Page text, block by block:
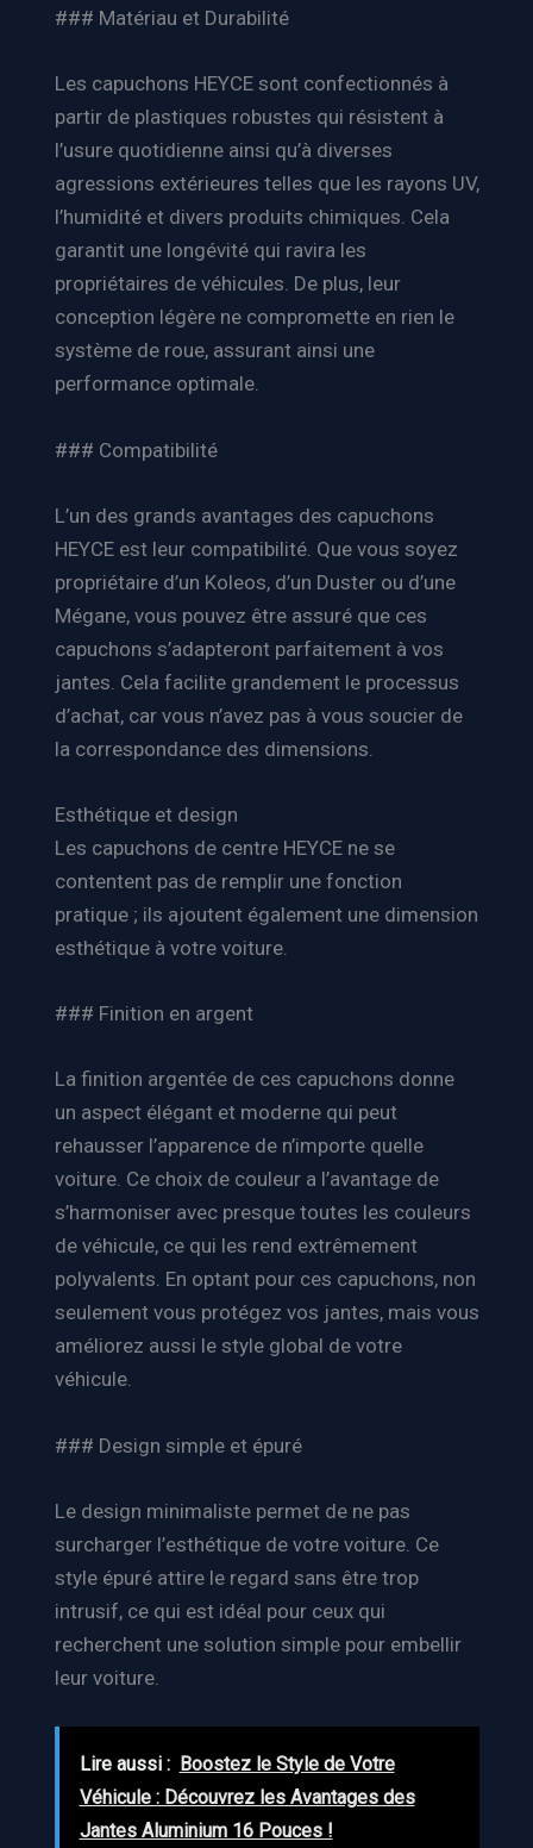
### Matériau et Durabilité
Les capuchons HEYCE sont confectionnés à
partir de plastiques robustes qui résistent à
l’usure quotidienne ainsi qu’à diverses
agressions extérieures telles que les rayons UV,
l’humidité et divers produits chimiques. Cela
garantit une longévité qui ravira les
propriétaires de véhicules. De plus, leur
conception légère ne compromette en rien le
système de roue, assurant ainsi une
performance optimale.
### Compatibilité
L’un des grands avantages des capuchons
HEYCE est leur compatibilité. Que vous soyez
propriétaire d’un Koleos, d’un Duster ou d’une
Mégane, vous pouvez être assuré que ces
capuchons s’adapteront parfaitement à vos
jantes. Cela facilite grandement le processus
d’achat, car vous n’avez pas à vous soucier de
la correspondance des dimensions.
Esthétique et design
Les capuchons de centre HEYCE ne se
contentent pas de remplir une fonction
pratique ; ils ajoutent également une dimension
esthétique à votre voiture.
### Finition en argent
La finition argentée de ces capuchons donne
un aspect élégant et moderne qui peut
rehausser l’apparence de n’importe quelle
voiture. Ce choix de couleur a l’avantage de
s’harmoniser avec presque toutes les couleurs
de véhicule, ce qui les rend extrêmement
polyvalents. En optant pour ces capuchons, non
seulement vous protégez vos jantes, mais vous
améliorez aussi le style global de votre
véhicule.
### Design simple et épuré
Le design minimaliste permet de ne pas
surcharger l’esthétique de votre voiture. Ce
style épuré attire le regard sans être trop
intrusif, ce qui est idéal pour ceux qui
recherchent une solution simple pour embellir
leur voiture.
Lire aussi : Boostez le Style de Votre
Véhicule : Découvrez les Avantages des
Jantes Aluminium 16 Pouces !